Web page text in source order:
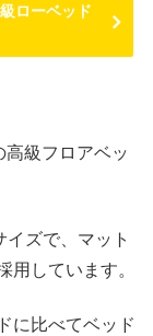
ローベッド
級フロアベッ
ズで、マット
用しています。
に比べてベッド